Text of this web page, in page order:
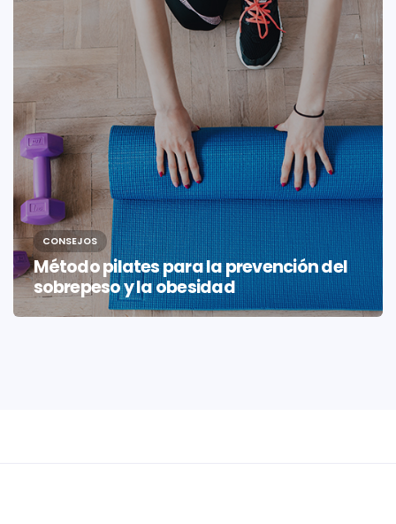
CONSEJOS
Método pilates para la prevención del
sobrepeso y la obesidad